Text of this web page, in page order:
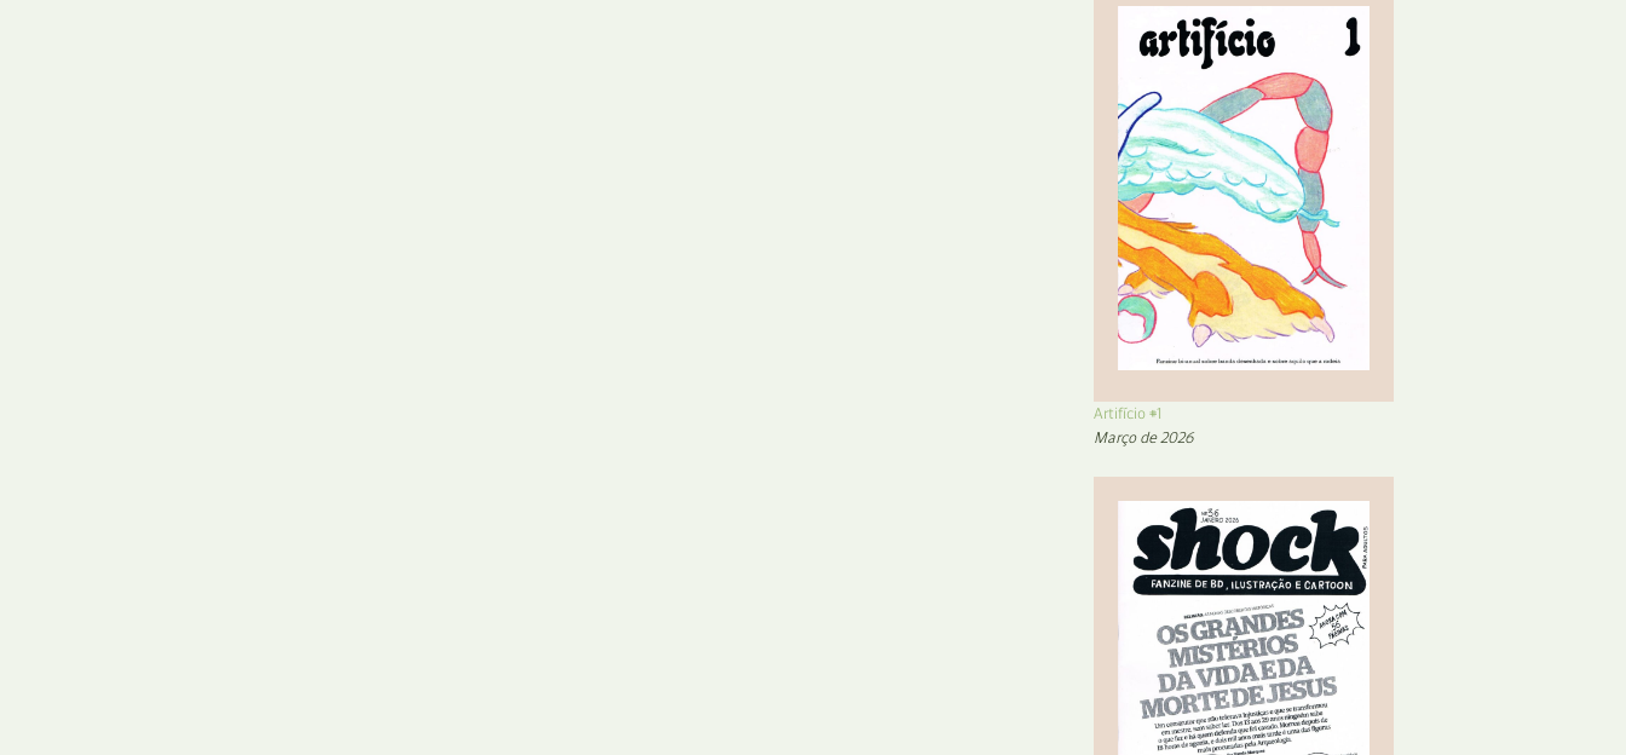
Artifício #1
Março de 2026